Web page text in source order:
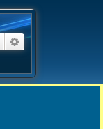
BuscarBúsqueda